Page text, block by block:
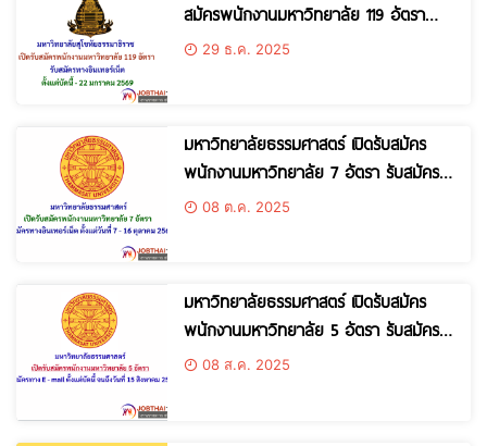
สมัครพนักงานมหาวิทยาลัย 119 อัตรา
ตั้งแต่บัดนี้ – 22 มกราคม 2569
29 ธ.ค. 2025
มหาวิทยาลัยธรรมศาสตร์ เปิดรับสมัคร
พนักงานมหาวิทยาลัย 7 อัตรา รับสมัคร
ทางอินเทอร์เน็ต ตั้งแต่วันที่ 7 – 16
08 ต.ค. 2025
มหาวิทยาลัยธรรมศาสตร์ เปิดรับสมัคร
พนักงานมหาวิทยาลัย 5 อัตรา รับสมัคร
ทาง E – mail ตั้งแต่บัดนี้ จนถึงวันที่ 15
08 ส.ค. 2025